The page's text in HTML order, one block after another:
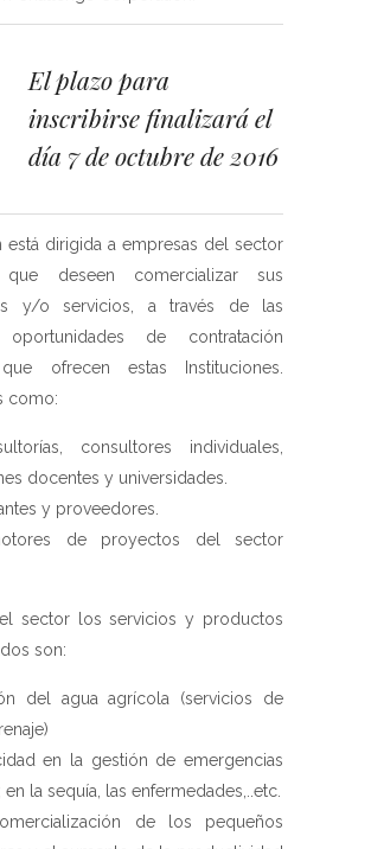
El plazo para
inscribirse finalizará el
día 7 de octubre de 2016
está dirigida a empresas del sector
que deseen comercializar sus
y/o servicios, a través de las
oportunidades de contratación
ofrecen estas Instituciones.
como:
consultores individuales,
docentes y universidades.
y proveedores.
de proyectos del sector
sector los servicios y productos
son:
del agua agrícola (servicios de
en la gestión de emergencias
la sequía, las enfermedades,..etc.
de los pequeños